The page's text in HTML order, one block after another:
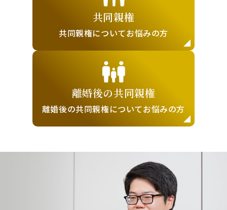
共同親権
共同親権についてお悩みの方
離婚後の共同親権
離婚後の共同親権についてお悩みの方